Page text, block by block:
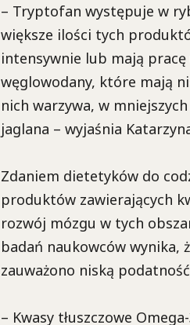
– Tryptofan występuje w
większe ilości tych
intensywnie lub mają
węglowodany, które mają
nich warzywa, w
jaglana – wyjaśnia
Zdaniem dietetyków do
produktów zawierających
rozwój mózgu w tych
badań naukowców wynika,
zauważono niską
– Kwasy tłuszczowe